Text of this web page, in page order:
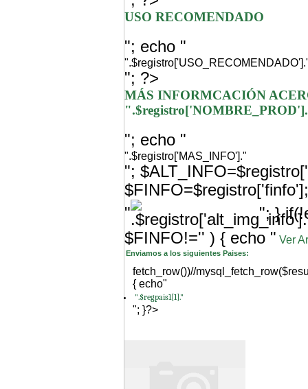
USO RECOMENDADO
"; echo "
"; ?>
MÁS INFORMCACIÓN
"; echo "
".$registro['MAS_INFO']."
";
"
"; }
$FINFO!='' ) { echo " Ver
Enviamos a los siguientes Paises:
fetch_row())//
{ echo"
".$regpais1[1]."
"; }?>